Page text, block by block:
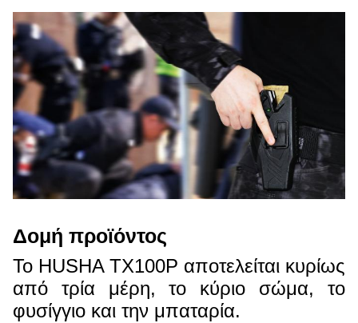
Δομή προϊόντος
Το HUSHA TX100P αποτελείται κυρίως
από τρία μέρη, το κύριο σώμα, το
φυσίγγιο και την μπαταρία.